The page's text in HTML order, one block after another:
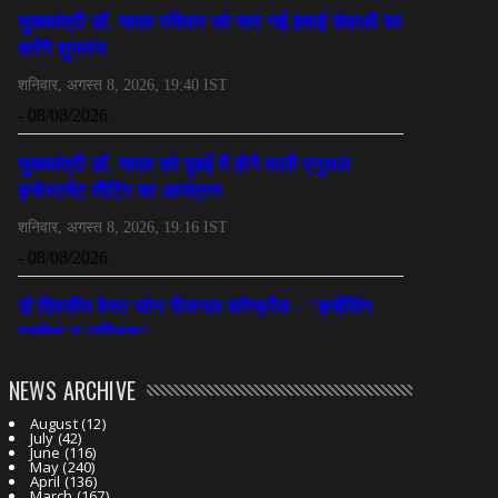
NEWS ARCHIVE
August(12)
July(42)
June(116)
May(240)
April (136)